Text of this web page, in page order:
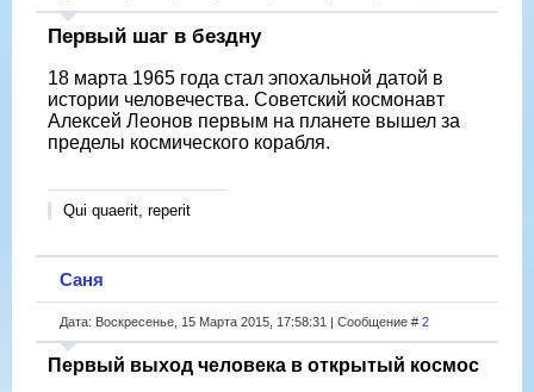
Первый шаг в бездну
18 марта 1965 года стал эпохальной датой в
истории человечества. Советский космонавт
Алексей Леонов первым на планете вышел за
пределы космического корабля.
Qui quaerit, reperit
Саня
Дата: Воскресенье, 15 Марта 2015, 17:58:31 | Сообщение # 2
Первый выход человека в открытый космос